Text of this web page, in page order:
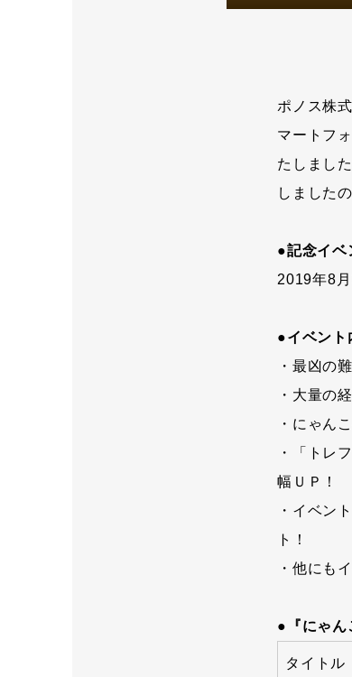
ポノス株
マートフ
たしまし
しました
●記念イベ
2019年8
●イベント
・最凶の
・大量の
・にゃん
・「トレ
幅ＵＰ！
・イベン
ト！
・他にも
●『にゃん
タイトル